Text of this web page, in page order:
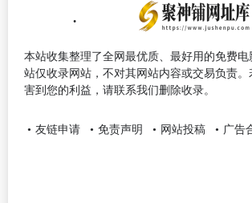
本站收集整理了全网最优质、最好用的免费电
站仅收录网站，不对其网站内容或交易负责
害到您的利益，请联系我们删除收录。
友链申请 免责声明 网站投稿 广告